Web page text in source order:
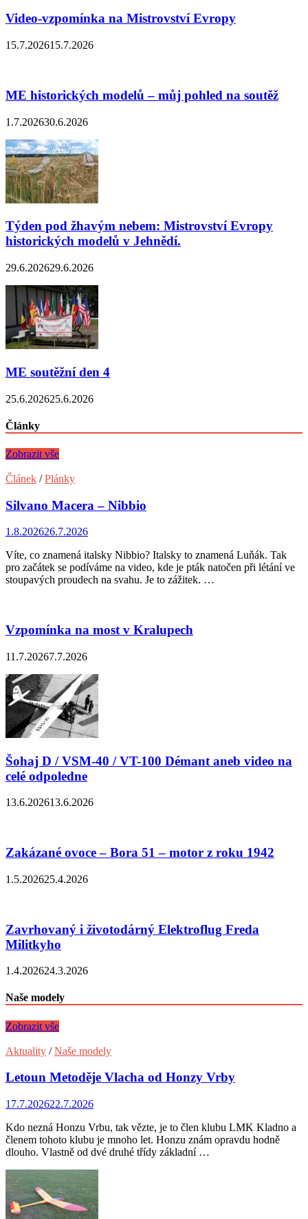
Video-vzpomínka na Mistrovství Evropy
15.7.202615.7.2026
ME historických modelů – můj pohled na soutěž
1.7.202630.6.2026
Týden pod žhavým nebem: Mistrovství Evropy
historických modelů v Jehnědí.
29.6.202629.6.2026
ME soutěžní den 4
25.6.202625.6.2026
Články
Zobrazit vše
Článek /Plánky
Silvano Macera – Nibbio
1.8.202626.7.2026
Víte, co znamená italsky Nibbio? Italsky to znamená Luňák. Tak
pro začátek se podíváme na video, kde je pták natočen při létání ve
stoupavých proudech na svahu. Je to zážitek. …
Vzpomínka na most v Kralupech
11.7.20267.7.2026
Šohaj D / VSM-40 / VT-100 Démant aneb video na
celé odpoledne
13.6.202613.6.2026
Zakázané ovoce – Bora 51 – motor z roku 1942
1.5.202625.4.2026
Zavrhovaný i životodárný Elektroflug Freda
Militkyho
1.4.202624.3.2026
Naše modely
Zobrazit vše
Aktuality /Naše modely
Letoun Metoděje Vlacha od Honzy Vrby
17.7.202622.7.2026
Kdo nezná Honzu Vrbu, tak vězte, je to člen klubu LMK Kladno a
členem tohoto klubu je mnoho let. Honzu znám opravdu hodně
dlouho. Vlastně od dvé druhé třídy základní …